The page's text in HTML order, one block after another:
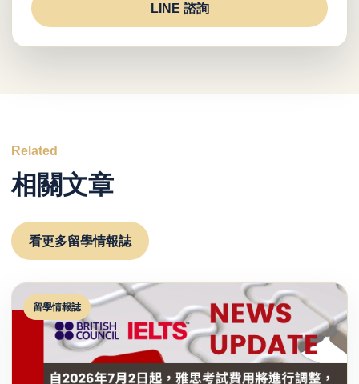
LINE 諮詢
Related
相關文章
看更多留學情報誌
留學情報誌